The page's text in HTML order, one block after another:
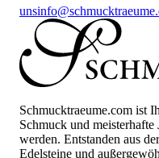
uns
Schmucktraeume.com ist
Schmuck und
werden. Entstanden aus
Edelsteine und